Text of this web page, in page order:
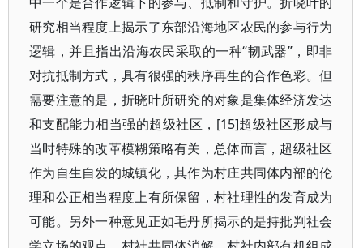
研究相当程度上揭示了东部沿海地区农民的参与行为
逻辑，并且指出沿海农民采取的一种“韧武器”，即非
对抗抵制方式，具有很强的秩序再生的合作色彩。但
需要注意的是，折晓叶所研究的对象是集体经济发达
和支配能力相当强的超级社区，[15]超级社区形成与
当时特殊的改革模糊策略有关，总体而言，超级社区
作为自生自发的城镇化，其作为村庄共同体内部的伦
理和公正相当程度上有所保留，村社理性的发育成为
可能。另外一种意见正如毛丹所揭示的是持批判社会